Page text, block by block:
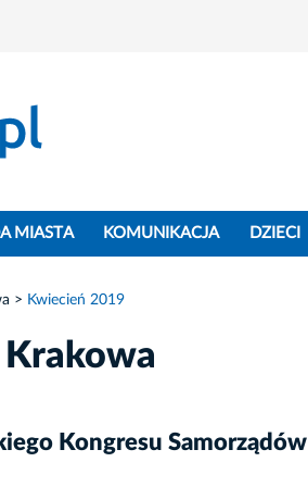
MIASTA KOMUNIKACJA DZIECI
Kwiecień 2019
Kongresu Samorządów